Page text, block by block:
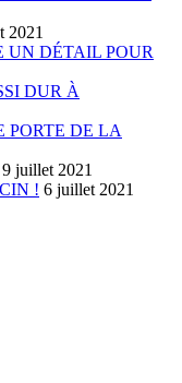
2021
UN DÉTAIL POUR
DUR À
PORTE DE LA
9 juillet 2021
! 6 juillet 2021